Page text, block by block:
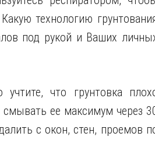
технологию
под рукой и Ваших
что грунтовка
ее максимум через
с окон, стен, проемов